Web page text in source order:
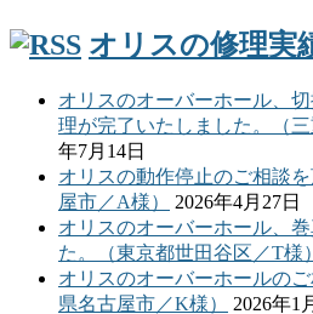
オリスの修理実
オリスのオーバーホール、
理が完了いたしました。（三
年7月14日
オリスの動作停止のご相談
屋市／A様）
2026年4月27日
オリスのオーバーホール、
た。（東京都世田谷区／T様）
オリスのオーバーホールの
県名古屋市／K様）
2026年1